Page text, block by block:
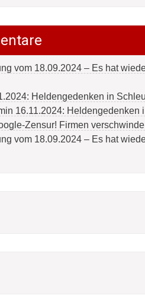
vom 18.09.2024 – Es hat
Heldengedenken in
16.11.2024: Heldengedenken
Zensur! Firmen
vom 18.09.2024 – Es hat